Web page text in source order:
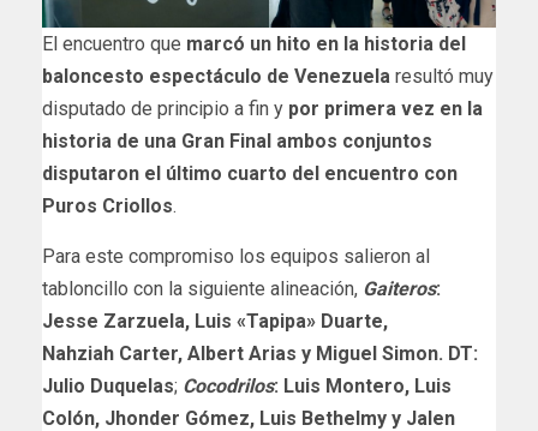
El encuentro que marcó un hito en la historia del
baloncesto espectáculo de Venezuela resultó muy
disputado de principio a fin y por primera vez en la
historia de una Gran Final ambos conjuntos
disputaron el último cuarto del encuentro con
Puros Criollos.
Para este compromiso los equipos salieron al
tabloncillo con la siguiente alineación, Gaiteros:
Jesse Zarzuela, Luis «Tapipa» Duarte,
Nahziah Carter, Albert Arias y Miguel Simon. DT:
Julio Duquelas; Cocodrilos: Luis Montero, Luis
Colón, Jhonder Gómez, Luis Bethelmy y Jalen